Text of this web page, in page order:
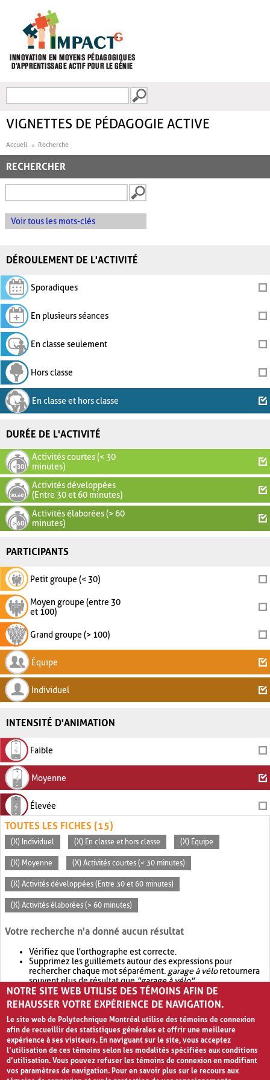
FORMULAIRE DE
VIGNETTES DE PÉDAGOGIE ACTIVE
Accueil Recherche
RECHERCHER
Voir tous les mots-clés
DÉROULEMENT DE L'ACTIVITÉ
Sporadiques
En plusieurs séances
En classe seulement
Hors classe
En classe et hors classe
DURÉE DE L'ACTIVITÉ
Activités courtes (< 30
minutes)
Activités développées
(Entre 30 et 60 minutes)
Activités élaborées (> 60
minutes)
PARTICIPANTS
Petit groupe (< 30)
Moyen groupe (entre 30
et 100)
Grand groupe (> 100)
Équipe
Individuel
INTENSITÉ D'ANIMATION
Faible
Moyenne
Élevée
TOUTES LES FICHES (15)
(X) Individuel (X) En classe et hors classe (X) Équipe
(X) Moyenne (X) Activités courtes (< 30 minutes)
(X) Activités développées (Entre 30 et 60 minutes)
(X) Activités élaborées (> 60 minutes)
Votre recherche n'a donné aucun résultat
Vérifiez que l'orthographe est correcte.
Supprimez les guillemets autour des expressions pour
rechercher chaque mot séparément. garage à véloretournera
souvent plus de résultat que"garage à vélo".
Envisagez d'élargir votre recherche avec OR.garage OR vélo
retournera souvent plus de résultat quegarage à vélo
NOTRE SITE WEB UTILISE DES TÉMOINS AFIN DE
REHAUSSER VOTRE EXPÉRIENCE DE NAVIGATION.
Le site web de Polytechnique Montréal utilise des témoins de connexion
afin de recueillir des statistiques générales et offrir une meilleure
expérience à ses visiteurs. En naviguant sur le site, vous acceptez
l’utilisation de ces témoins selon les modalités spécifiées aux conditions
d’utilisation. Vous pouvez refuser les témoins de connexion en modifiant
vos paramètres de navigation. Pour en savoir plus sur le recours aux